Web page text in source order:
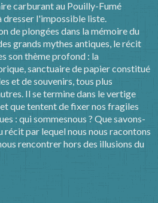
carburant au Pouilly-Fumé
dresser l'impossible liste.
de plongées dans la mémoire du
grands mythes antiques, le récit
son thème profond : la
sanctuaire de papier constitué
et de souvenirs, tous plus
Il se termine dans le vertige
que tentent de fixer nos fragiles
: qui sommesnous ? Que savons-
récit par lequel nous nous racontons
rencontrer hors des illusions du